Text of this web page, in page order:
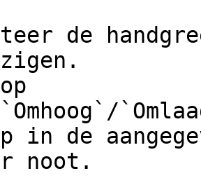
de
in de
noot.